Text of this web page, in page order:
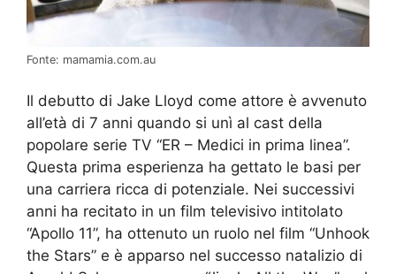
Fonte: mamamia.com.au
Il debutto di Jake Lloyd come attore è avvenuto
all’età di 7 anni quando si unì al cast della
popolare serie TV “ER – Medici in prima linea”.
Questa prima esperienza ha gettato le basi per
una carriera ricca di potenziale. Nei successivi
anni ha recitato in un film televisivo intitolato
“Apollo 11”, ha ottenuto un ruolo nel film “Unhook
the Stars” e è apparso nel successo natalizio di